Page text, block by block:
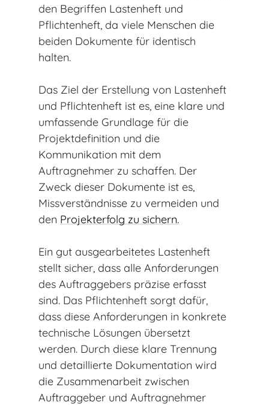
den Begriffen Lastenheft und
Pflichtenheft, da viele Menschen die
beiden Dokumente für identisch
halten.
Das Ziel der Erstellung von Lastenheft
und Pflichtenheft ist es, eine klare und
umfassende Grundlage für die
Projektdefinition und die
Kommunikation mit dem
Auftragnehmer zu schaffen. Der
Zweck dieser Dokumente ist es,
Missverständnisse zu vermeiden und
den Projekterfolg zu sichern.
Ein gut ausgearbeitetes Lastenheft
stellt sicher, dass alle Anforderungen
des Auftraggebers präzise erfasst
sind. Das Pflichtenheft sorgt dafür,
dass diese Anforderungen in konkrete
technische Lösungen übersetzt
werden. Durch diese klare Trennung
und detaillierte Dokumentation wird
die Zusammenarbeit zwischen
Auftraggeber und Auftragnehmer